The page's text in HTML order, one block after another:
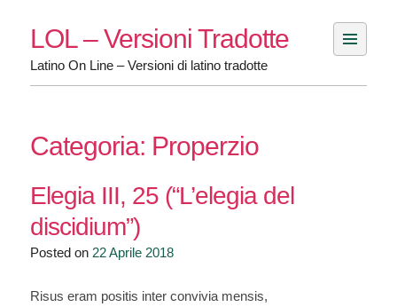
content
LOL – Versioni Tradotte
Latino On Line – Versioni di latino tradotte
Categoria: Properzio
Elegia III, 25 (“L’elegia del
discidium”)
Posted on 22 Aprile 2018
Risus eram positis inter convivia mensis,